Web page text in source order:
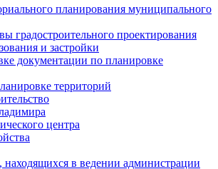
планирования муниципального
градостроительного проектирования
и застройки
документации по планировке
территорий
центра
находящихся в ведении администрации